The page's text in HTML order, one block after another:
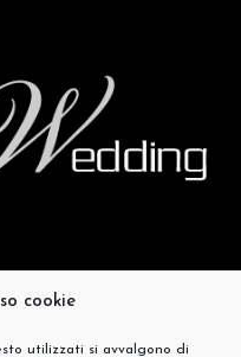
cookie
utilizzati si avvalgono di